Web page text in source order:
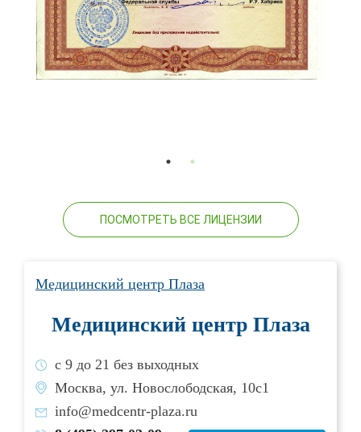
ПОСМОТРЕТЬ ВСЕ ЛИЦЕНЗИИ
Медицинский центр Плаза
Медицинский центр Плаза
с 9 до 21 без выходных
Москва, ул. Новослободская, 10с1
info@medcentr-plaza.ru